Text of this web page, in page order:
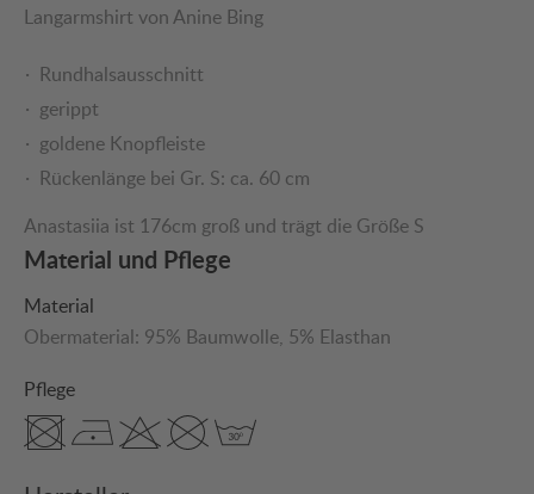
Langarmshirt von Anine Bing
Rundhalsausschnitt
gerippt
goldene Knopfleiste
Rückenlänge bei Gr. S: ca. 60 cm
Anastasiia ist 176cm groß und trägt die Größe S
Material und Pflege
Material
Obermaterial: 95% Baumwolle, 5% Elasthan
Pflege